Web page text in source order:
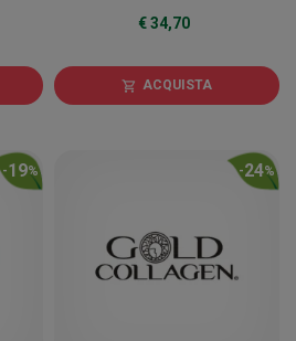
€ 34,70
shopping_cart ACQUISTA
-19% -24%